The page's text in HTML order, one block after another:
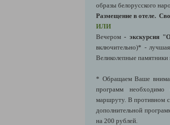
образы белорусского
Размещение в отеле.
ИЛИ
Вечером- экскурсия
включительно)* -
Великолепные памятники
* Обращаем Ваше
программ необходимо
маршруту. В противном
дополнительной
на 200 рублей.